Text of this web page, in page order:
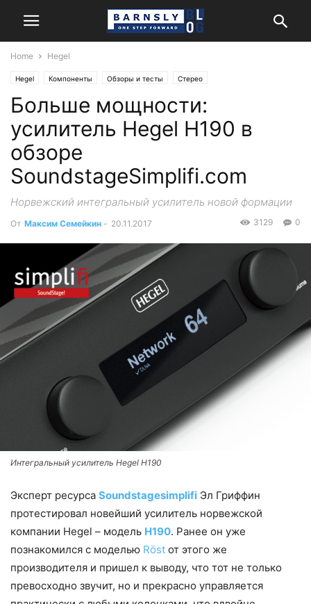
Home Hegel
Hegel Компоненты Обзоры и тесты Стерео
Больше мощности:
усилитель Hegel H190 в
обзоре
SoundstageSimplifi.com
Норвежский интегральный усилитель новой формации
От Максим Семейкин - 20.11.2017 0
3129
Интегральный усилитель Hegel H190
Эксперт ресурса Soundstagesimplifi Эл Гриффин
протестировал новейший усилитель норвежской
компании Hegel – модель H190. Ранее он уже
познакомился с моделью Röst от этого же
производителя и пришел к выводу, что тот не только
превосходно звучит, но и прекрасно управляется